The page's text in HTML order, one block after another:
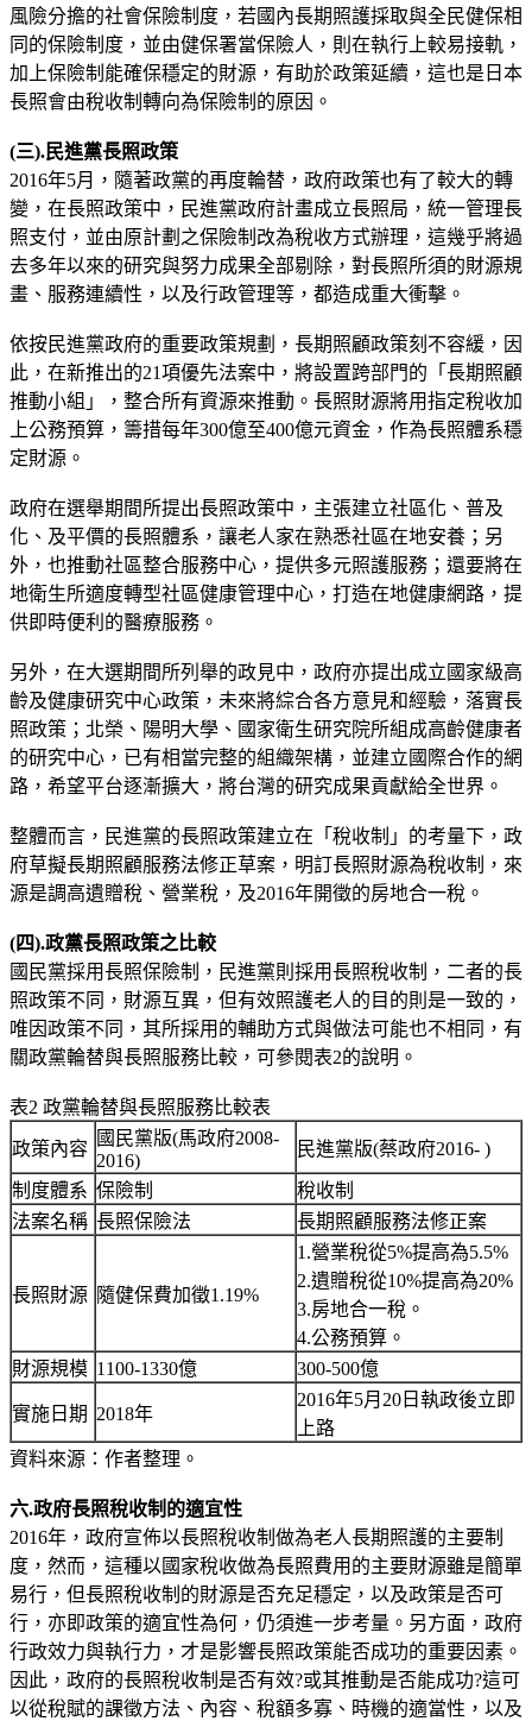
風險分擔的社會保險制度，若國內長期照護採取與全民健保相
同的保險制度，並由健保署當保險人，則在執行上較易接軌，
加上保險制能確保穩定的財源，有助於政策延續，這也是日本
長照會由稅收制轉向為保險制的原因。
(三).民進黨長照政策
2016年5月，隨著政黨的再度輪替，政府政策也有了較大的轉
變，在長照政策中，民進黨政府計畫成立長照局，統一管理長
照支付，並由原計劃之保險制改為稅收方式辦理，這幾乎將過
去多年以來的研究與努力成果全部剔除，對長照所須的財源規
畫、服務連續性，以及行政管理等，都造成重大衝擊。
依按民進黨政府的重要政策規劃，長期照顧政策刻不容緩，因
此，在新推出的21項優先法案中，將設置跨部門的「長期照顧
推動小組」，整合所有資源來推動。長照財源將用指定稅收加
上公務預算，籌措每年300億至400億元資金，作為長照體系穩
定財源。
政府在選舉期間所提出長照政策中，主張建立社區化、普及
化、及平價的長照體系，讓老人家在熟悉社區在地安養；另
外，也推動社區整合服務中心，提供多元照護服務；還要將在
地衛生所適度轉型社區健康管理中心，打造在地健康網路，提
供即時便利的醫療服務。
另外，在大選期間所列舉的政見中，政府亦提出成立國家級高
齡及健康研究中心政策，未來將綜合各方意見和經驗，落實長
照政策；北榮、陽明大學、國家衛生研究院所組成高齡健康者
的研究中心，已有相當完整的組織架構，並建立國際合作的網
路，希望平台逐漸擴大，將台灣的研究成果貢獻給全世界。
整體而言，民進黨的長照政策建立在「稅收制」的考量下，政
府草擬長期照顧服務法修正草案，明訂長照財源為稅收制，來
源是調高遺贈稅、營業稅，及2016年開徵的房地合一稅。
(四).政黨長照政策之比較
國民黨採用長照保險制，民進黨則採用長照稅收制，二者的長
照政策不同，財源互異，但有效照護老人的目的則是一致的，
唯因政策不同，其所採用的輔助方式與做法可能也不相同，有
關政黨輪替與長照服務比較，可參閱表2的說明。
表2 政黨輪替與長照服務比較表
政策內容
國民黨版(馬政府2008-
2016)
民進黨版(蔡政府2016- )
制度體系 保險制
稅收制
法案名稱 長照保險法 長期照顧服務法修正案
長照財源 隨健保費加徵1.19%
1.營業稅從5%提高為5.5%
2.遺贈稅從10%提高為20%
3.房地合一稅。
4.公務預算。
財源規模 1100-1330億 300-500億
實施日期 2018年
2016年5月20日執政後立即
上路
資料來源：作者整理。
六.政府長照稅收制的適宜性
2016年，政府宣佈以長照稅收制做為老人長期照護的主要制
度，然而，這種以國家稅收做為長照費用的主要財源雖是簡單
易行，但長照稅收制的財源是否充足穩定，以及政策是否可
行，亦即政策的適宜性為何，仍須進一步考量。另方面，政府
行政效力與執行力，才是影響長照政策能否成功的重要因素。
因此，政府的長照稅收制是否有效?或其推動是否能成功?這可
以從稅賦的課徵方法、內容、稅額多寡、時機的適當性，以及